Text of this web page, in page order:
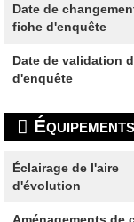
Date de
fiche d'enquête
Date de validation
d'enquête
Éclairage de l'aire
d'évolution
Aménagements de